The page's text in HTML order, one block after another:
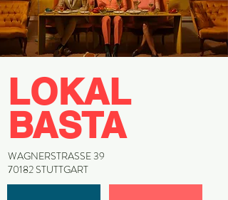
LOKAL
BASTA
WAGNERSTRASSE 39
70182 STUTTGART